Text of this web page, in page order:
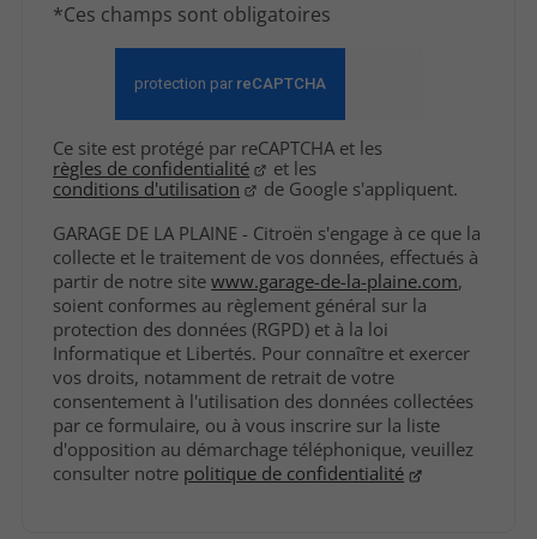
*Ces champs sont obligatoires
Ce site est protégé par reCAPTCHA et les
règles de confidentialité
et les
conditions d'utilisation
de Google s'appliquent.
GARAGE DE LA PLAINE - Citroën s'engage à ce que la
collecte et le traitement de vos données, effectués à
partir de notre sitewww.garage-de-la-plaine.com,
soient conformes au règlement général sur la
protection des données (RGPD) et à la loi
Informatique et Libertés. Pour connaître et exercer
vos droits, notamment de retrait de votre
consentement à l'utilisation des données collectées
par ce formulaire, ou à vous inscrire sur la liste
d'opposition au démarchage téléphonique, veuillez
consulter notre politique de confidentialité